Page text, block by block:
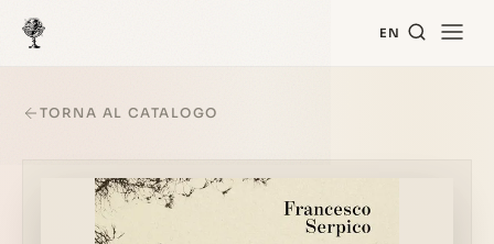
EN
TORNA AL CATALOGO